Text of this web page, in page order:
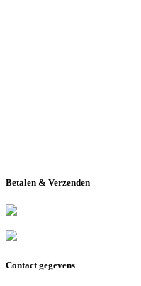
Betalen & Verzenden
Contact gegevens